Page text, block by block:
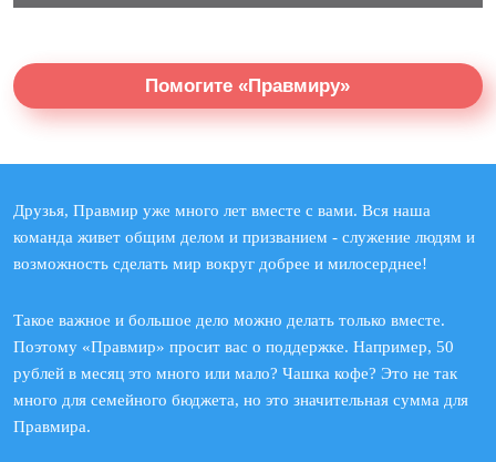
Помогите «Правмиру»
Друзья, Правмир уже много лет вместе с вами. Вся наша
команда живет общим делом и призванием - служение людям и
возможность сделать мир вокруг добрее и милосерднее!
Такое важное и большое дело можно делать только вместе.
Поэтому «Правмир» просит вас о поддержке. Например, 50
рублей в месяц это много или мало? Чашка кофе? Это не так
много для семейного бюджета, но это значительная сумма для
Правмира.